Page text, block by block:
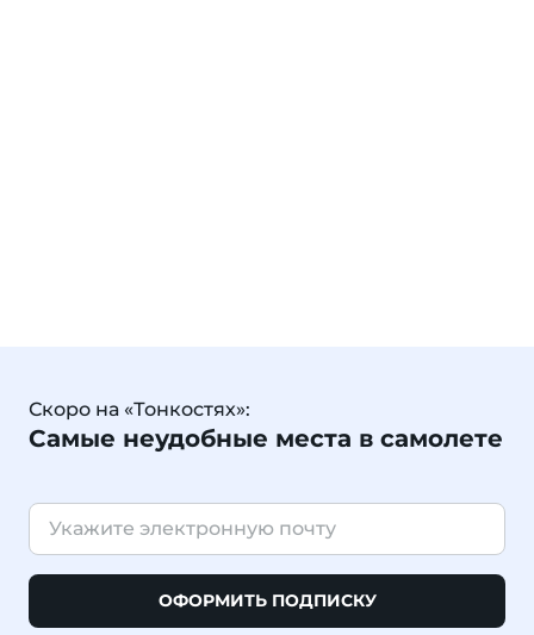
Скоро на «Тонкостях»:
Самые неудобные места в самолете
ОФОРМИТЬ ПОДПИСКУ